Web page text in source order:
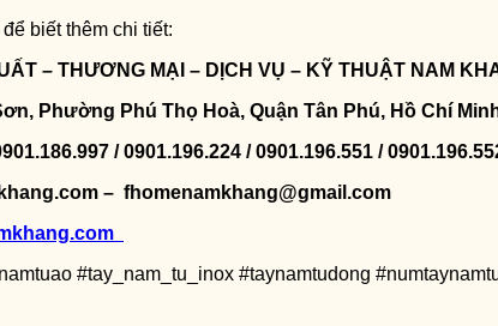
biết thêm chi tiết:
– THƯƠNG MẠI – DỊCH VỤ – KỸ THUẬT NAM
Phường Phú Thọ Hoà, Quận Tân Phú, Hồ Chí
/ 0901.196.224 / 0901.196.551 /
– fhomenamkhang@gmail.com
#tay_nam_tu_inox #taynamtudong